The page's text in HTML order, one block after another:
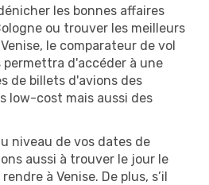
les bonnes affaires
ou trouver les meilleurs
le comparateur de vol
permettra d'accéder à une
de billets d'avions des
low-cost mais aussi des
niveau de vos dates de
aussi à trouver le jour le
à Venise. De plus, s’il